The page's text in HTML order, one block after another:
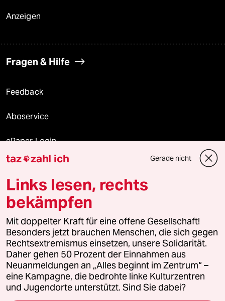
Anzeigen
Fragen & Hilfe
Feedback
Aboservice
ePaper Login
Downloads für Abonnierende
© 2026 taz Verlags und Vertriebs GmbH
Alle Rechte vorbehalten. Bei rechtlichen Fragen oder für Genehmigungen
wenden Sie sich bitte an
lizenzen@taz.de
Feedback Redaktionsstatut Kommune-Richtlinien
Leitlinie Informant Datenschutz Impressum AGB
taz zahl ich Gerade nicht
Links lesen, rechts
bekämpfen
Mit doppelter Kraft für eine offene Gesellschaft!
Besonders jetzt brauchen Menschen, die sich gegen
Rechtsextremismus einsetzen, unsere Solidarität.
Daher gehen 50 Prozent der Einnahmen aus
Neuanmeldungen an „Alles beginnt im Zentrum“ –
eine Kampagne, die bedrohte linke Kulturzentren
und Jugendorte unterstützt. Sind Sie dabei?